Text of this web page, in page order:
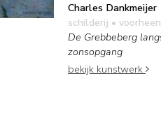
Charles Dankmeijer
schilderij •
De Grebbeberg
zonsopgang
bekijk kunstwerk